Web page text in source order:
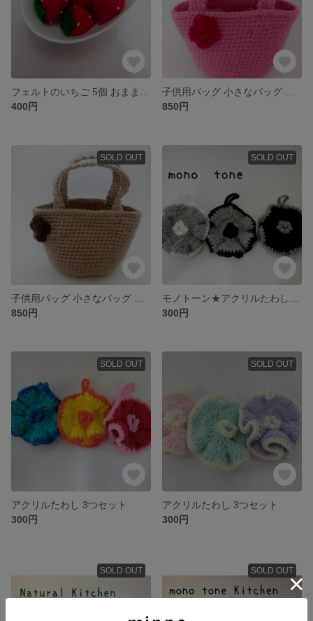
400円
850円
SOLD OUT
850円
SOLD OUT
300円
SOLD OUT
アクリルたわし 3つセット
300円
SOLD OUT
アクリルたわし 3つセット
300円
SOLD OUT SOLD OUT